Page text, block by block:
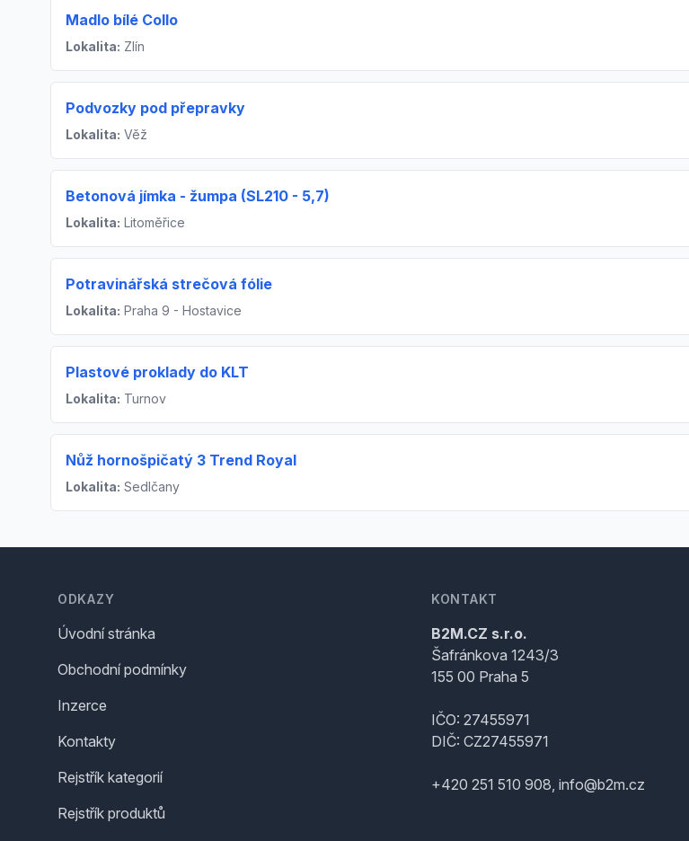
Madlo bílé Collo
Lokalita: Zlín
Podvozky pod přepravky
Lokalita: Věž
Betonová jímka - žumpa (SL210 - 5,7)
Lokalita: Litoměřice
Potravinářská strečová fólie
Lokalita: Praha 9 - Hostavice
Plastové proklady do KLT
Lokalita: Turnov
Nůž hornošpičatý 3 Trend Royal
Lokalita: Sedlčany
ODKAZY
Úvodní stránka
Obchodní podmínky
Inzerce
Kontakty
Rejstřík kategorií
Rejstřík produktů
KONTAKT
B2M.CZ s.r.o.
Šafránkova 1243/3
155 00 Praha 5
IČO: 27455971
DIČ: CZ27455971
+420 251 510 908, info@b2m.cz